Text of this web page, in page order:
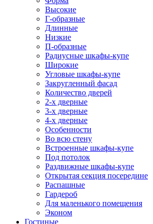
Высокие
Г-образные
Длинные
Низкие
П-образные
Радиусные шкафы-купе
Широкие
Угловые шкафы-купе
Закругленный фасад
Количество дверей
2-х дверные
3-х дверные
4-х дверные
Особенности
Во всю стену
Встроенные шкафы-купе
Под потолок
Раздвижные шкафы-купе
Открытая секция посередине
Распашные
Гардероб
Для маленького помещения
Эконом
Гостиные